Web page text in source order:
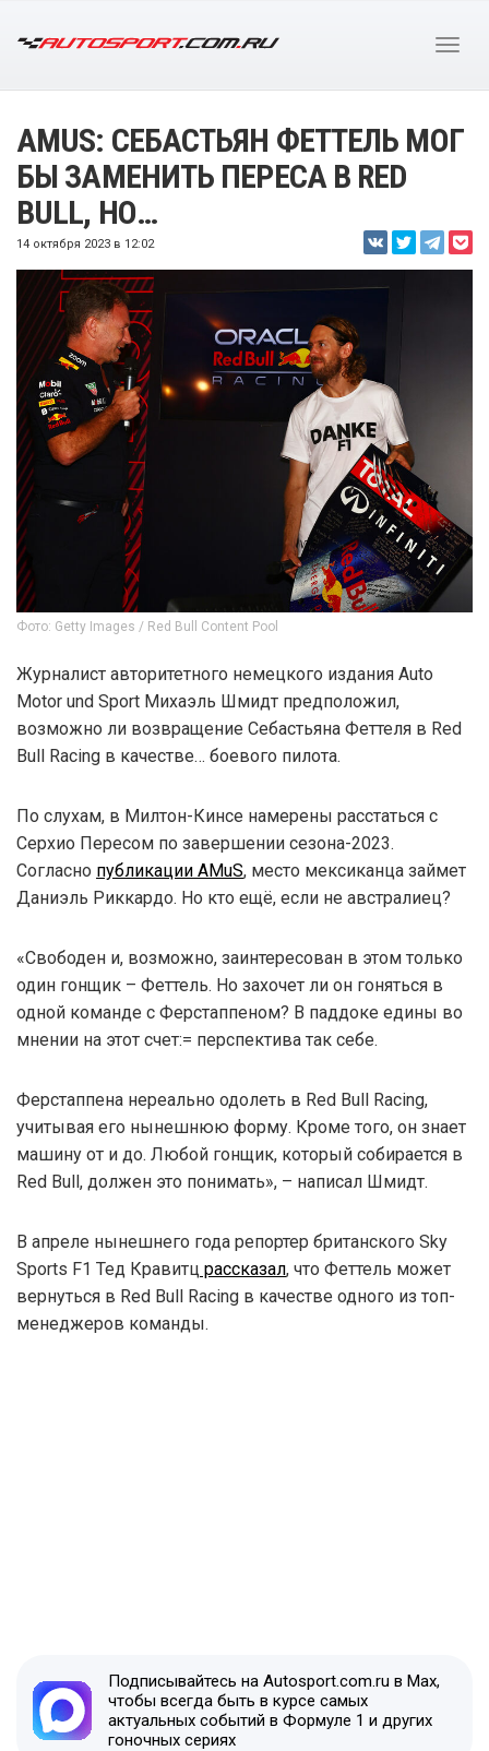
AMUS: СЕБАСТЬЯН ФЕТТЕЛЬ МОГ
БЫ ЗАМЕНИТЬ ПЕРЕСА В RED
BULL, НО…
14 октября 2023 в 12:02
Фото: Getty Images / Red Bull Content Pool
Журналист авторитетного немецкого издания Auto
Motor und Sport Михаэль Шмидт предположил,
возможно ли возвращение Себастьяна Феттеля в Red
Bull Racing в качестве… боевого пилота.
По слухам, в Милтон-Кинсе намерены расстаться с
Серхио Пересом по завершении сезона-2023.
Согласно публикации AMuS, место мексиканца займет
Даниэль Риккардо. Но кто ещё, если не австралиец?
«Свободен и, возможно, заинтересован в этом только
один гонщик – Феттель. Но захочет ли он гоняться в
одной команде с Ферстаппеном? В паддоке едины во
мнении на этот счет:= перспектива так себе.
Ферстаппена нереально одолеть в Red Bull Racing,
учитывая его нынешнюю форму. Кроме того, он знает
машину от и до. Любой гонщик, который собирается в
Red Bull, должен это понимать», – написал Шмидт.
В апреле нынешнего года репортер британского Sky
Sports F1 Тед Кравитц рассказал, что Феттель может
вернуться в Red Bull Racing в качестве одного из топ-
менеджеров команды.
Подписывайтесь на Autosport.com.ru в Max,
чтобы всегда быть в курсе самых
актуальных событий в Формуле 1 и других
гоночных сериях